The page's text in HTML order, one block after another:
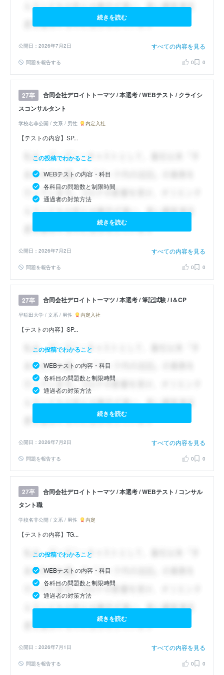
続きを読む
公開日：2026年7月2日 すべての内容を見る
問題を報告する 0 0
27卒
合同会社デロイトトーマツ / 本選考 / WEBテスト / クライシ
スコンサルタント
学校名非公開 / 文系 / 男性 内定入社
【テストの内容】SP...
この投稿でわかること
WEBテストの内容・科目
各科目の問題数と制限時間
通過者の対策方法
続きを読む
公開日：2026年7月2日 すべての内容を見る
問題を報告する 0 0
27卒 合同会社デロイトトーマツ / 本選考 / 筆記試験 / I＆CP
早稲田大学 / 文系 / 男性 内定入社
【テストの内容】SP...
この投稿でわかること
WEBテストの内容・科目
各科目の問題数と制限時間
通過者の対策方法
続きを読む
公開日：2026年7月2日 すべての内容を見る
問題を報告する 0 0
27卒
合同会社デロイトトーマツ / 本選考 / WEBテスト / コンサル
タント職
学校名非公開 / 文系 / 男性 内定
【テストの内容】TG...
この投稿でわかること
WEBテストの内容・科目
各科目の問題数と制限時間
通過者の対策方法
続きを読む
公開日：2026年7月1日 すべての内容を見る
問題を報告する 0 0